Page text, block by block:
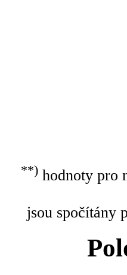
**)hodnoty pro
jsou spočítány